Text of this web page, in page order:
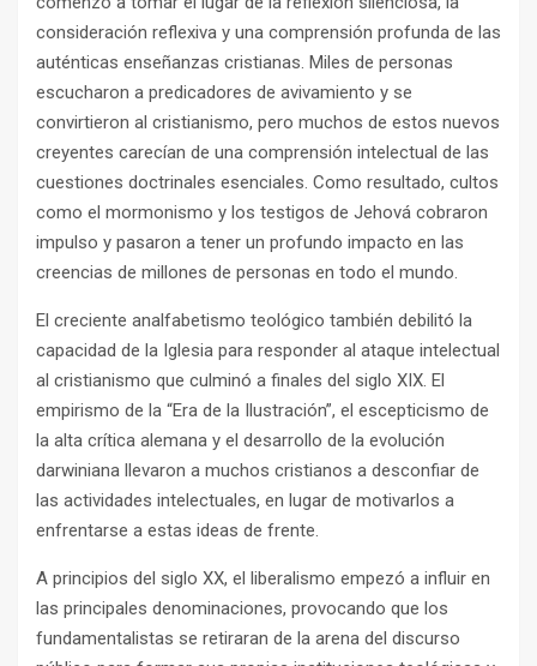
consideración reflexiva y una comprensión profunda de las
auténticas enseñanzas cristianas. Miles de personas
escucharon a predicadores de avivamiento y se
convirtieron al cristianismo, pero muchos de estos nuevos
creyentes carecían de una comprensión intelectual de las
cuestiones doctrinales esenciales. Como resultado, cultos
como el mormonismo y los testigos de Jehová cobraron
impulso y pasaron a tener un profundo impacto en las
creencias de millones de personas en todo el mundo.
El creciente analfabetismo teológico también debilitó la
capacidad de la Iglesia para responder al ataque intelectual
al cristianismo que culminó a finales del siglo XIX. El
empirismo de la “Era de la Ilustración”, el escepticismo de
la alta crítica alemana y el desarrollo de la evolución
darwiniana llevaron a muchos cristianos a desconfiar de
las actividades intelectuales, en lugar de motivarlos a
enfrentarse a estas ideas de frente.
A principios del siglo XX, el liberalismo empezó a influir en
las principales denominaciones, provocando que los
fundamentalistas se retiraran de la arena del discurso